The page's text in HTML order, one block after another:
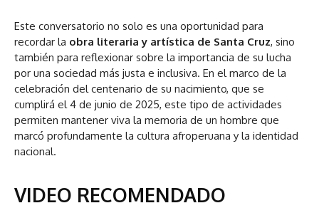
Este conversatorio no solo es una oportunidad para
recordar la obra literaria y artística de Santa Cruz, sino
también para reflexionar sobre la importancia de su lucha
por una sociedad más justa e inclusiva. En el marco de la
celebración del centenario de su nacimiento, que se
cumplirá el 4 de junio de 2025, este tipo de actividades
permiten mantener viva la memoria de un hombre que
marcó profundamente la cultura afroperuana y la identidad
nacional.
VIDEO RECOMENDADO